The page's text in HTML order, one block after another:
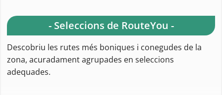
- Seleccions de RouteYou -
Descobriu les rutes més boniques i conegudes de la
zona, acuradament agrupades en seleccions
adequades.